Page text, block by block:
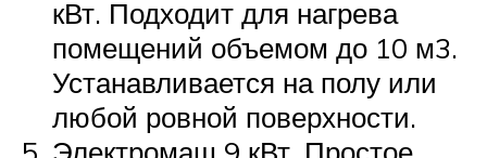
кВт. Подходит для нагрева
помещений объемом до 10 м3.
Устанавливается на полу или
любой ровной поверхности.